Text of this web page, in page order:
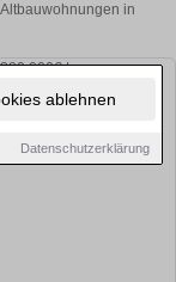
ablehnen
Datenschutzerklärung
in